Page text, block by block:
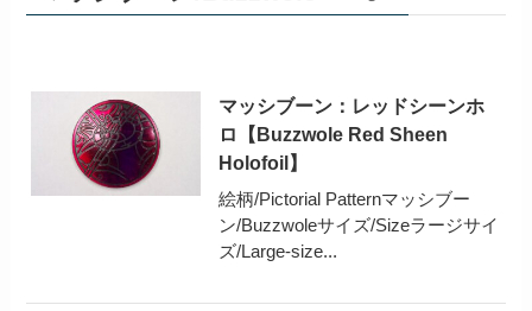
マッシブーン：レッドシーンホ
ロ【Buzzwole Red Sheen
Holofoil】
絵柄/Pictorial Patternマッシブー
ン/Buzzwoleサイズ/Sizeラージサイ
ズ/Large-size...